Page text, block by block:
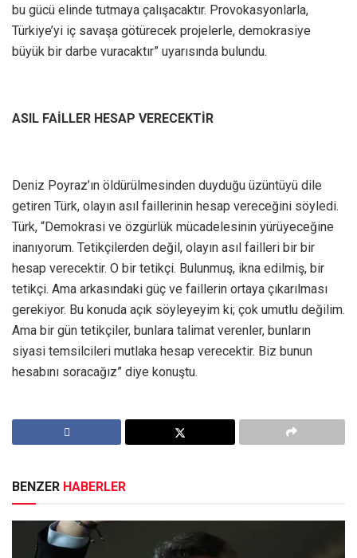
bu gücü elinde tutmaya çalışacaktır. Provokasyonlarla,
Türkiye’yi iç savaşa götürecek projelerle, demokrasiye
büyük bir darbe vuracaktır” uyarısında bulundu.
ASIL FAİLLER HESAP VERECEKTİR
Deniz Poyraz’ın öldürülmesinden duyduğu üzüntüyü dile
getiren Türk, olayın asıl faillerinin hesap vereceğini söyledi.
Türk, “Demokrasi ve özgürlük mücadelesinin yürüyeceğine
inanıyorum. Tetikçilerden değil, olayın asıl failleri bir bir
hesap verecektir. O bir tetikçi. Bulunmuş, ikna edilmiş, bir
tetikçi. Ama arkasındaki güç ve faillerin ortaya çıkarılması
gerekiyor. Bu konuda açık söyleyeyim ki; çok umutlu değilim.
Ama bir gün tetikçiler, bunlara talimat verenler, bunların
siyasi temsilcileri mutlaka hesap verecektir. Biz bunun
hesabını soracağız” diye konuştu.
BENZER HABERLER